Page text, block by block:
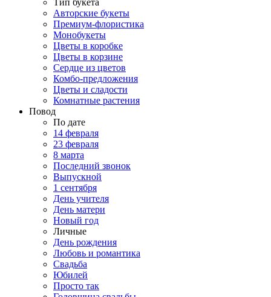
Тип букета
Авторские букеты
Премиум-флористика
Монобукеты
Цветы в коробке
Цветы в корзине
Сердце из цветов
Комбо-предложения
Цветы и сладости
Комнатные растения
Повод
По дате
14 февраля
23 февраля
8 марта
Последний звонок
Выпускной
1 сентября
День учителя
День матери
Новый год
Личные
День рождения
Любовь и романтика
Свадьба
Юбилей
Просто так